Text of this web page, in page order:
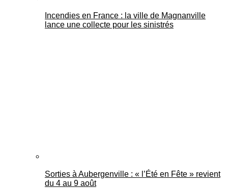
Incendies en France : la ville de Magnanville
lance une collecte pour les sinistrés
Sorties à Aubergenville : « l’Été en Fête » revient
du 4 au 9 août